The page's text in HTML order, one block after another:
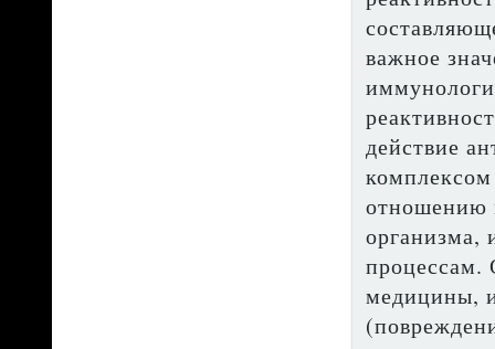
важное
действие
отношению
организма,
процессам.
медицины,